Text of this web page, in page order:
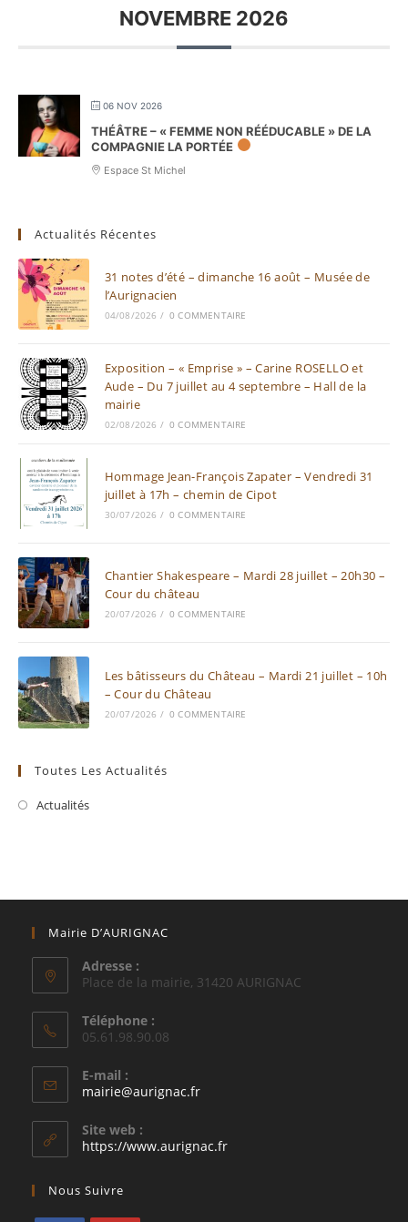
NOVEMBRE 2026
06 NOV 2026
THÉÂTRE – « FEMME NON RÉÉDUCABLE » DE LA
COMPAGNIE LA PORTÉE
Espace St Michel
Actualités Récentes
31 notes d’été – dimanche 16 août – Musée de
l’Aurignacien
04/08/2026 / 0 COMMENTAIRE
Exposition – « Emprise » – Carine ROSELLO et
Aude – Du 7 juillet au 4 septembre – Hall de la
mairie
02/08/2026 / 0 COMMENTAIRE
Hommage Jean-François Zapater – Vendredi 31
juillet à 17h – chemin de Cipot
30/07/2026 / 0 COMMENTAIRE
Chantier Shakespeare – Mardi 28 juillet – 20h30 –
Cour du château
20/07/2026 / 0 COMMENTAIRE
Les bâtisseurs du Château – Mardi 21 juillet – 10h
– Cour du Château
20/07/2026 / 0 COMMENTAIRE
Toutes Les Actualités
Actualités
Mairie D’AURIGNAC
Adresse :
Place de la mairie, 31420 AURIGNAC
Téléphone :
05.61.98.90.08
E-mail :
mairie@aurignac.frS’ouvre
application
Site web :
https://www.aurignac.fr
Nous Suivre